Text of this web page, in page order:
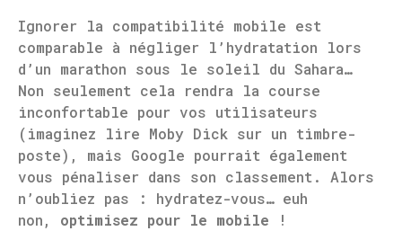
Ignorer la compatibilité mobile est
comparable à négliger l’hydratation lors
d’un marathon sous le soleil du Sahara…
Non seulement cela rendra la course
inconfortable pour vos utilisateurs
(imaginez lire Moby Dick sur un timbre-
poste), mais Google pourrait également
vous pénaliser dans son classement. Alors
n’oubliez pas : hydratez-vous… euh
non, optimisez pour le mobile !